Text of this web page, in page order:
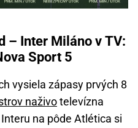
– Inter Miláno v TV:
Sport 5
vysiela zápasy prvých 8
naživotelevízna
na pôde Atlética si